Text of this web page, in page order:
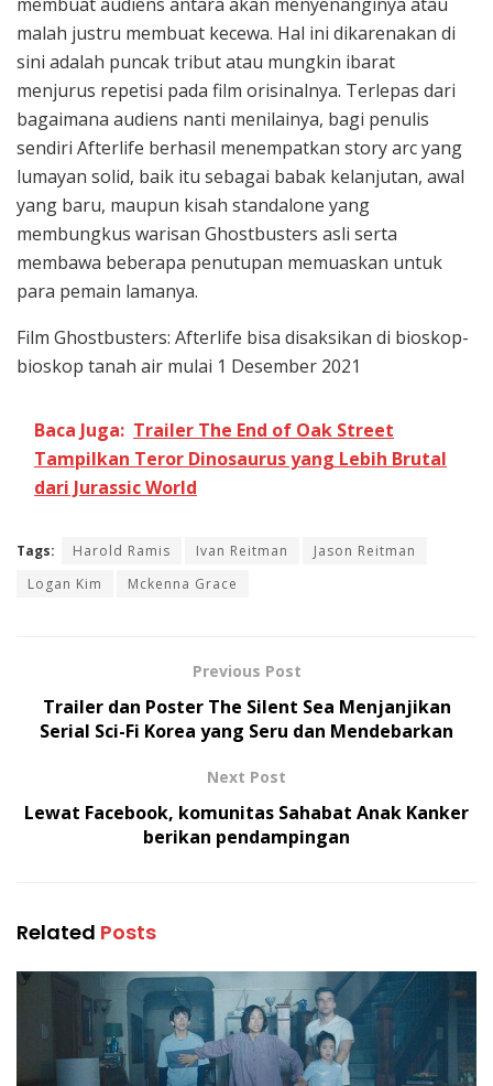
malah justru membuat kecewa. Hal ini dikarenakan di
sini adalah puncak tribut atau mungkin ibarat
menjurus repetisi pada film orisinalnya. Terlepas dari
bagaimana audiens nanti menilainya, bagi penulis
sendiri Afterlife berhasil menempatkan story arc yang
lumayan solid, baik itu sebagai babak kelanjutan, awal
yang baru, maupun kisah standalone yang
membungkus warisan Ghostbusters asli serta
membawa beberapa penutupan memuaskan untuk
para pemain lamanya.
Film Ghostbusters: Afterlife bisa disaksikan di bioskop-
bioskop tanah air mulai 1 Desember 2021
Baca Juga: Trailer The End of Oak Street
Tampilkan Teror Dinosaurus yang Lebih Brutal
dari Jurassic World
Tags: Harold Ramis Ivan Reitman
Jason Reitman
Logan Kim
Mckenna Grace
Previous Post
Trailer dan Poster The Silent Sea Menjanjikan
Serial Sci-Fi Korea yang Seru dan Mendebarkan
Next Post
Lewat Facebook, komunitas Sahabat Anak Kanker
berikan pendampingan
Related Posts